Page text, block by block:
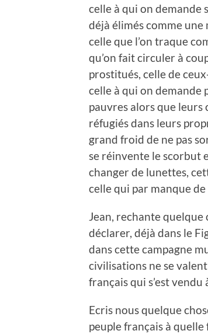
celle à qui on demande
déjà élimés comme
celle que l’on traque
qu’on fait circuler à
prostitués, celle de
celle à qui on demande
pauvres alors que leurs
réfugiés dans leurs
grand froid de ne pas
se réinvente le scorbut
changer de lunettes,
celle qui par manque
Jean, rechante quelque
déclarer, déjà dans le
dans cette campagne
civilisations ne se
français qui s’est
Ecris nous quelque
peuple français à